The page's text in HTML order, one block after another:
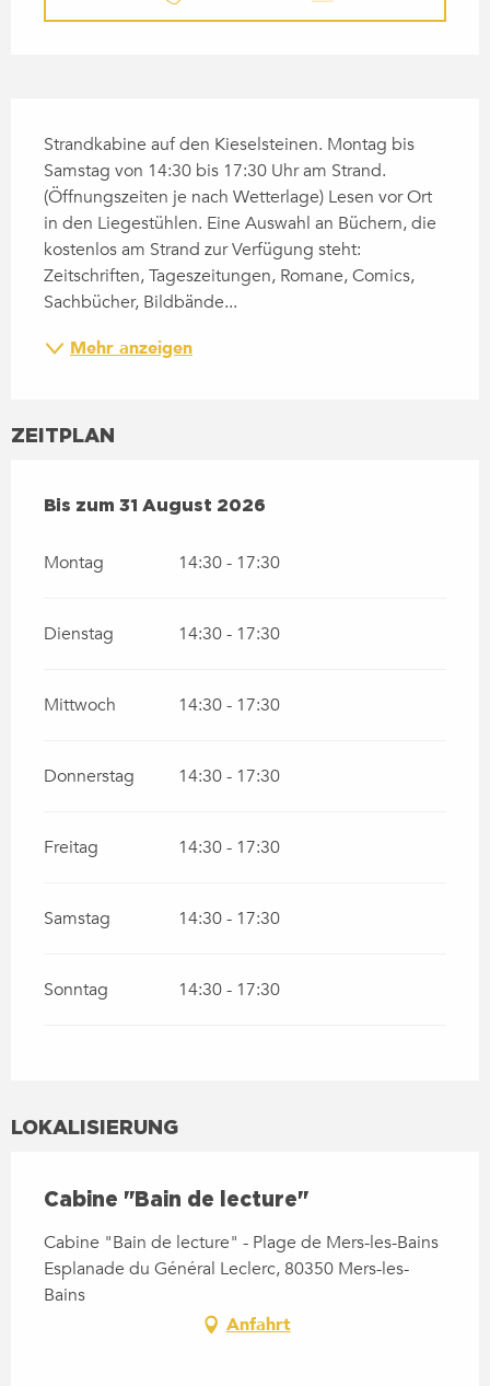
Strandkabine auf den Kieselsteinen. Montag bis
Samstag von 14:30 bis 17:30 Uhr am Strand.
(Öffnungszeiten je nach Wetterlage) Lesen vor Ort
in den Liegestühlen. Eine Auswahl an Büchern, die
kostenlos am Strand zur Verfügung steht:
Zeitschriften, Tageszeitungen, Romane, Comics,
Sachbücher, Bildbände...
Mehr anzeigen
ZEITPLAN
VOM13 JULI 2026BIS ZUM
Bis zum 31 August 2026
Montag 14:30 - 17:30
Dienstag 14:30 - 17:30
Mittwoch 14:30 - 17:30
Donnerstag 14:30 - 17:30
Freitag 14:30 - 17:30
Samstag 14:30 - 17:30
Sonntag 14:30 - 17:30
LOKALISIERUNG
Cabine "Bain de lecture"
Cabine "Bain de lecture" - Plage de Mers-les-Bains
Esplanade du Général Leclerc, 80350 Mers-les-
Bains
Anfahrt